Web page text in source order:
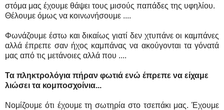
στόμα μας έχουμε θάψει τους μισούς παπάδες της υφηλίου.
Θέλουμε όμως να κοινωνήσουμε ....
Φωνάζουμε έστω και δικαίως γιατί δεν χτυπάνε οι καμπάνες
αλλά έπρεπε σαν ήχος καμπάνας να ακούγονται τα γόνατά
μας από τις μετάνοιες αλλά που ....
Τα πληκτρολόγια πήραν φωτιά ενώ έπρεπε να είχαμε
λιώσει τα κομποσχοίνια...
Νομίζουμε ότι έχουμε τη σωτηρία στο τσεπάκι μας. Έχουμε